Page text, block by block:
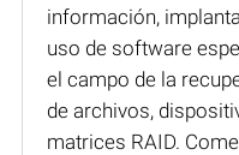
información,
uso de software
el campo de la
de archivos,
matrices RAID.